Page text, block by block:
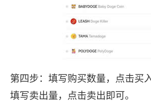
第四步：填写购买数量，点击买
填写卖出量，点击卖出即可。